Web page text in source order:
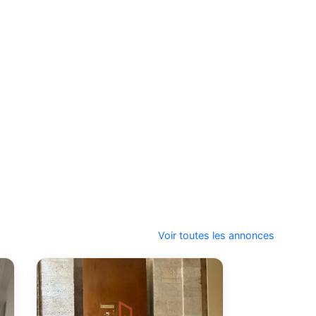
Voir toutes les annonces